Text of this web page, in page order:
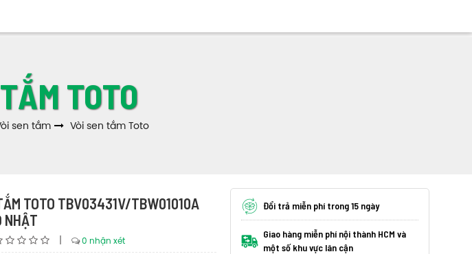
TOTO
sen tắm Vòi sen tắm Toto
TOTO TBV03431V/TBW01010A
NHẬT
0 nhận xét
Đổi trả miễn phí trong 15 ngày
Giao hàng miễn phí nội thành HCM và
một số khu vực lân cận